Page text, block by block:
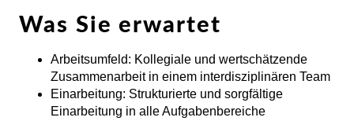
Was Sie erwartet
Arbeitsumfeld: Kollegiale und wertschätzende
Zusammenarbeit in einem interdisziplinären Team
Einarbeitung: Strukturierte und sorgfältige
Einarbeitung in alle Aufgabenbereiche